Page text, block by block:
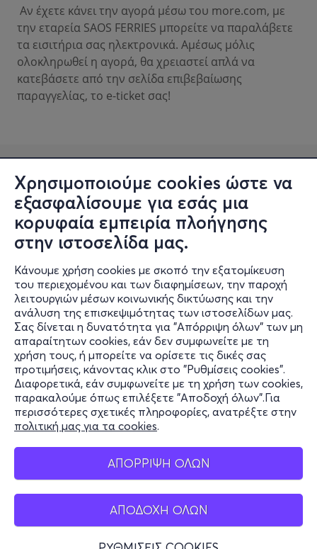
Χρησιμοποιούμε cookies ώστε να
εξασφαλίσουμε για εσάς μια
κορυφαία εμπειρία πλοήγησης
στην ιστοσελίδα μας.
Κάνουμε χρήση cookies με σκοπό την εξατομίκευση
του περιεχομένου και των διαφημίσεων, την παροχή
λειτουργιών μέσων κοινωνικής δικτύωσης και την
ανάλυση της επισκεψιμότητας των ιστοσελίδων μας.
Σας δίνεται η δυνατότητα για "Απόρριψη όλων" των μη
απαραίτητων cookies, εάν δεν συμφωνείτε με τη
χρήση τους, ή μπορείτε να ορίσετε τις δικές σας
προτιμήσεις, κάνοντας κλικ στο "Ρυθμίσεις cookies".
Διαφορετικά, εάν συμφωνείτε με τη χρήση των cookies,
παρακαλούμε όπως επιλέξετε "Αποδοχή όλων".Για
περισσότερες σχετικές πληροφορίες, ανατρέξτε στην
πολιτική μας για τα cookies.
ΑΠΟΡΡΙΨΗ ΟΛΩΝ
ΑΠΟΔΟΧΗ ΟΛΩΝ
Αν έχετε κάνει την αγορά μέσω του more.com, με
την εταρεία SAOS FERRIES μπορείτε να παραλάβετε
τα εισιτήρια σας ηλεκτρονικά. Αμέσως μόλις
ολοκληρωθεί η αγορά, θα χρειαστεί απλά να
κατεβάσετε από την σελίδα επιβεβαίωσης
παραγγελίας, το e-ticket σας!
Φυσικά σημεία
Πληροφορίες
Υποστήριξη
Stay Connected
Mobile app